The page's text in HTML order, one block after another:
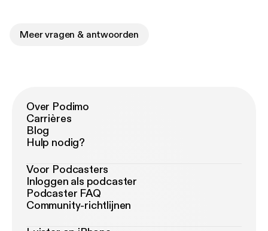
Meer vragen & antwoorden
Over Podimo
Carrières
Blog
Hulp nodig?
Voor Podcasters
Inloggen als podcaster
Podcaster FAQ
Community-richtlijnen